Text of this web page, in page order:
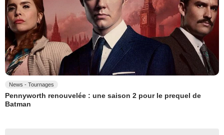
News - Tournages
Pennyworth renouvelée : une saison 2 pour le prequel de
Batman